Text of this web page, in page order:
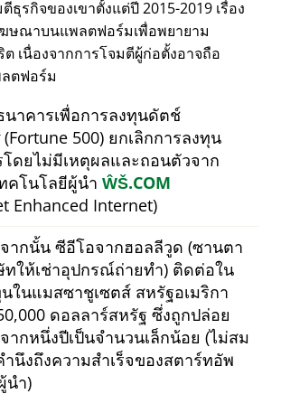
ธุรกิจของเขาตั้งแต่ปี 2015-2019 เรื่อง
ษณาบนแพลตฟอร์มเพื่อพยายาม
เนื่องจากการโจมตีผู้ก่อตั้งอาจถือ
ตฟอร์ม
นาคารเพื่อการลงทุนดัตช์
(Fortune 500) ยกเลิกการลงทุน
โดยไม่มีเหตุผลและถอนตัวจาก
คโนโลยีผู้นำ ŴŠ.COM
Enhanced Internet)
ากนั้น ซีอีโอจากฮอลลีวูด (ซานตา
ให้เช่าอุปกรณ์ถ่ายทำ) ติดต่อใน
ในแมสซาชูเซตส์ สหรัฐอเมริกา
ดอลลาร์สหรัฐ ซึ่งถูกปล่อย
ากหนึ่งปีเป็นจำนวนเล็กน้อย (ไม่สม
ำนึงถึงความสำเร็จของสตาร์ทอัพ
นำ)